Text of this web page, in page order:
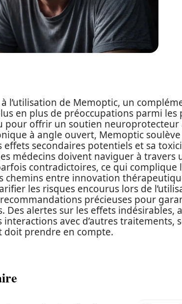
à l’utilisation de Memoptic, un
en plus de préoccupations parmi les
pour offrir un soutien
à angle ouvert, Memoptic
effets secondaires potentiels et sa
médecins doivent naviguer à travers
contradictoires, ce qui complique
chemins entre innovation
les risques encourus lors de
précieuses pour
Des alertes sur les effets indésirables,
avec d’autres traitements,
doit prendre en compte.